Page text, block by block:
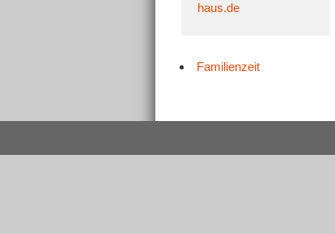
haus.de
Familienzeit